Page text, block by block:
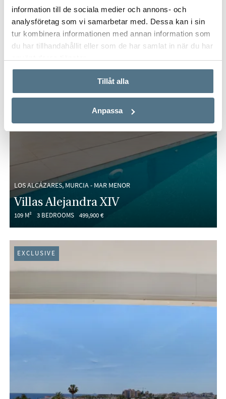
information till de sociala medier och annons- och
analysföretag som vi samarbetar med. Dessa kan i sin
tur kombinera informationen med annan information som
du har tillhandahållit eller som de har samlat in när du har
Tillåt alla
Anpassa
LOS ALCÁZARES, MURCIA - MAR MENOR
Villas Alejandra XIV
109 M² 3 BEDROOMS 499,900 €
EXCLUSIVE